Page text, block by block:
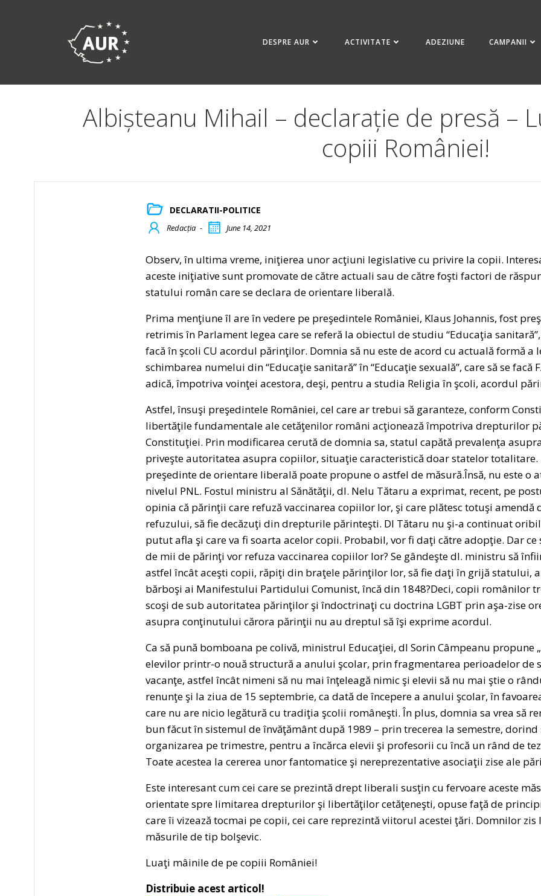
DESPRE AUR ACTIVITATE ADEZIUNE CAMPANII
Albișteanu Mihail – declarație de presă –
copiii României!
DECLARATII-POLITICE
Redacția - June 14, 2021
Observ, în ultima vreme, iniţierea unor acţiuni legislative cu privire la copii.
aceste iniţiative sunt promovate de către actuali sau de către foşti factori de
statului român care se declara de orientare liberală.
Prima menţiune îl are în vedere pe preşedintele României, Klaus Johannis, fost
retrimis în Parlament legea care se referă la obiectul de studiu “Educaţia
facă în şcoli CU acordul părinţilor. Domnia să nu este de acord cu actuală formă a
schimbarea numelui din “Educaţie sanitară” în “Educaţie sexuală”, care să se facă
adică, împotriva voinţei acestora, deşi, pentru a studia Religia în şcoli, acordul
Astfel, însuşi preşedintele României, cel care ar trebui să garanteze, conform
libertăţile fundamentale ale cetăţenilor români acţionează împotriva drepturilor
Constituţiei. Prin modificarea cerută de domnia sa, statul capătă prevalenţa
priveşte autoritatea asupra copiilor, situaţie caracteristică doar statelor totalitare.
preşedinte de orientare liberală poate propune o astfel de măsură.Însă, nu este o
nivelul PNL. Fostul ministru al Sănătăţii, dl. Nelu Tătaru a exprimat, recent, pe
opinia că părinţii care refuză vaccinarea copiilor lor, şi care plătesc totuşi amendă
refuzului, să fie decăzuţi din drepturile părinteşti. Dl Tătaru nu şi-a continuat
putut afla şi care va fi soarta acelor copii. Probabil, vor fi daţi către adopţie. Dar ce
de mii de părinţi vor refuza vaccinarea copiilor lor? Se gândeşte dl. ministru să
astfel încât aceşti copii, răpiţi din braţele părinţilor lor, să fie daţi în grijă statului,
bărboşi ai Manifestului Partidului Comunist, încă din 1848?Deci, copii românilor
scoşi de sub autoritatea părinţilor şi îndoctrinaţi cu doctrina LGBT prin aşa-zise
asupra conţinutului cărora părinţii nu au dreptul să îşi exprime acordul.
Ca să pună bomboana pe colivă, ministrul Educaţiei, dl Sorin Câmpeanu propune
elevilor printr-o nouă structură a anului şcolar, prin fragmentarea perioadelor de
vacanţe, astfel încât nimeni să nu mai înţeleagă nimic şi elevii să nu mai ştie o
renunţe şi la ziua de 15 septembrie, ca dată de începere a anului şcolar, în
care nu are nicio legătură cu tradiţia şcolii româneşti. În plus, domnia sa vrea să
bun făcut în sistemul de învăţământ după 1989 – prin trecerea la semestre, dorind
organizarea pe trimestre, pentru a încărca elevii şi profesorii cu încă un rând de
Toate acestea la cererea unor fantomatice şi nereprezentative asociaţii zise ale
Este interesant cum cei care se prezintă drept liberali susţin cu fervoare aceste
orientate spre limitarea drepturilor şi libertăţilor cetăţeneşti, opuse faţă de
care îi vizează tocmai pe copii, cei care reprezintă viitorul acestei ţări. Domnilor
măsurile de tip bolşevic.
Luaţi mâinile de pe copiii României!
Distribuie acest articol!